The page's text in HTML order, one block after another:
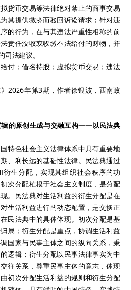
货币交易等法律绝对禁止的商事交易
其提供救济而驳回诉讼请求；针对违
的行为，在与其违法严重性相称的前
责任没收或收缴不法给付的财物，并
司法建议。
；借名持股；虚拟货币交易；违法
年第3期，作者徐银波，西南政
辑的原创生成与交融互构——以民法典
色社会主义法律体系中具有重要地
、利长远的基础性法律。民法典通过
衍生分配，实现其组织社会秩序的功
次分配植根于社会主义制度，是分配
。民法典对生活利益的衍生分配是在
生活利益进行的动态配置，是交换正
民法典中的具体体现。初次分配是基
属；衍生分配是重点，协调生活利益
国家与民事主体之间的纵向关系，秉
逻辑；衍生分配以民事法律事实为中
往关系，尊重民事主体的意志，体现
初次分配生活利益的规则和衍生分配